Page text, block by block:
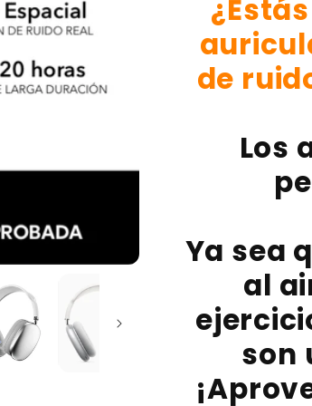
A1
(CON
LOGO
DE
A1
de
Los
Ya sea
al
son